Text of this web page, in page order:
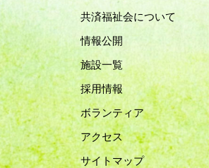
共済福祉会について
情報公開
施設一覧
採用情報
ボランティア
アクセス
サイトマップ